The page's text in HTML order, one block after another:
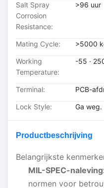
Salt Spray
Corrosion
Resistance:
>96 uur
Mating Cycle: >5000
Working
Temperature:
-55 ·
Terminal: PCB-
Lock Style: Ga weg.
Productbeschrijving
Belangrijkste
MIL-SPEC-
normen voor